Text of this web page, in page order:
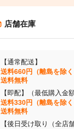
店舗在庫
【通常配送】
送料660円（離島を除
送料無料
【即配】（最低購入金
送料330円（離島を除
送料無料
【後日受け取り（全店